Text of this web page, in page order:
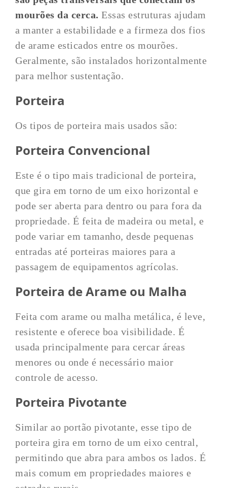
mourões da cerca.Essas estruturas ajudam
a manter a estabilidade e a firmeza dos fios
de arame esticados entre os mourões.
Geralmente, são instalados horizontalmente
para melhor sustentação.
Porteira
Os tipos de porteira mais usados são:
Porteira Convencional
Este é o tipo mais tradicional de porteira,
que gira em torno de um eixo horizontal e
pode ser aberta para dentro ou para fora da
propriedade. É feita de madeira ou metal, e
pode variar em tamanho, desde pequenas
entradas até porteiras maiores para a
passagem de equipamentos agrícolas.
Porteira de Arame ou Malha
Feita com arame ou malha metálica, é leve,
resistente e oferece boa visibilidade. É
usada principalmente para cercar áreas
menores ou onde é necessário maior
controle de acesso.
Porteira Pivotante
Similar ao portão pivotante, esse tipo de
porteira gira em torno de um eixo central,
permitindo que abra para ambos os lados. É
mais comum em propriedades maiores e